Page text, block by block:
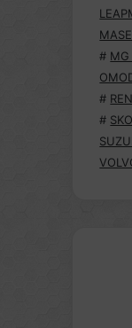
# MG
#
#